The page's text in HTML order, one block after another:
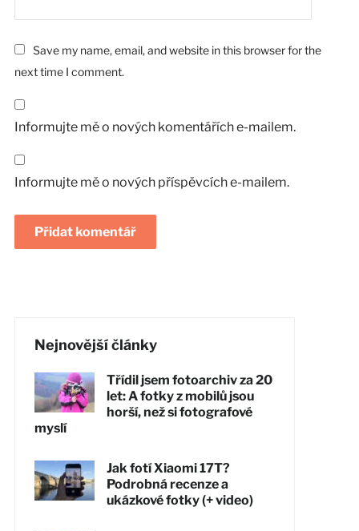
Save my name, email, and website in this browser for the
next time I comment.
Informujte mě o nových komentářích e-mailem.
Informujte mě o nových příspěvcích e-mailem.
Nejnovější články
Třídil jsem fotoarchiv za 20
let: A fotky z mobilů jsou
horší, než si fotografové
myslí
Jak fotí Xiaomi 17T?
Podrobná recenze a
ukázkové fotky (+ video)